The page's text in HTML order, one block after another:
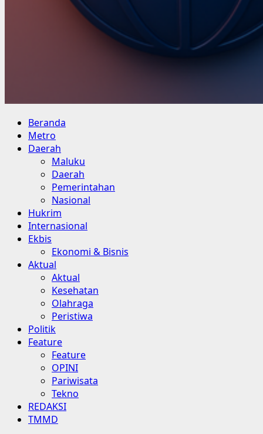
Primary
Menu
Beranda
Metro
Daerah
Maluku
Daerah
Pemerintahan
Nasional
Hukrim
Internasional
Ekbis
Ekonomi & Bisnis
Aktual
Aktual
Kesehatan
Olahraga
Peristiwa
Politik
Feature
Feature
OPINI
Pariwisata
Tekno
REDAKSI
TMMD